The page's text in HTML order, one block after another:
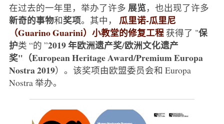
在过去的一年里，举办了许多 展览，也出现了许多
新奇的事物和奖项。其中，
瓜里诺-瓜里尼
（Guarino Guarini）小教堂的修复工程 获得了 "保
护类 “的 ”2019 年欧洲遗产奖/欧洲文化遗产
奖"（European Heritage Award/Premium Europa
Nostra 2019）。该奖项由欧盟委员会和 Europa
Nostra 举办。